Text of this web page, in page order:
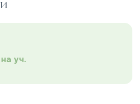
уч.